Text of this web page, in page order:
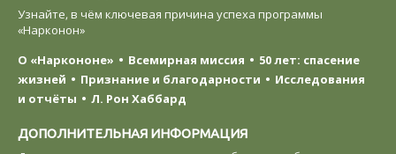
Узнайте, в чём ключевая причина успеха программы
«Нарконон»
О «Наркононе»
Всемирная миссия
50 лет: спасение
жизней
Признание и благодарности
Исследования
и отчёты
Л. Рон Хаббард
ДОПОЛНИТЕЛЬНАЯ ИНФОРМАЦИЯ